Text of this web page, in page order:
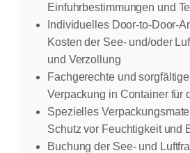
Einfuhrbestimmungen und
Individuelles Door-to-Door-
Kosten der See- und/oder
und Verzollung
Fachgerechte und
Verpackung in Container für
Spezielles
Schutz vor Feuchtigkeit und
Buchung der See- und